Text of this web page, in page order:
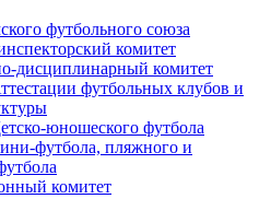
футбольного союза
комитет
дисциплинарный комитет
футбольных клубов и
юношеского футбола
футбола, пляжного и
комитет